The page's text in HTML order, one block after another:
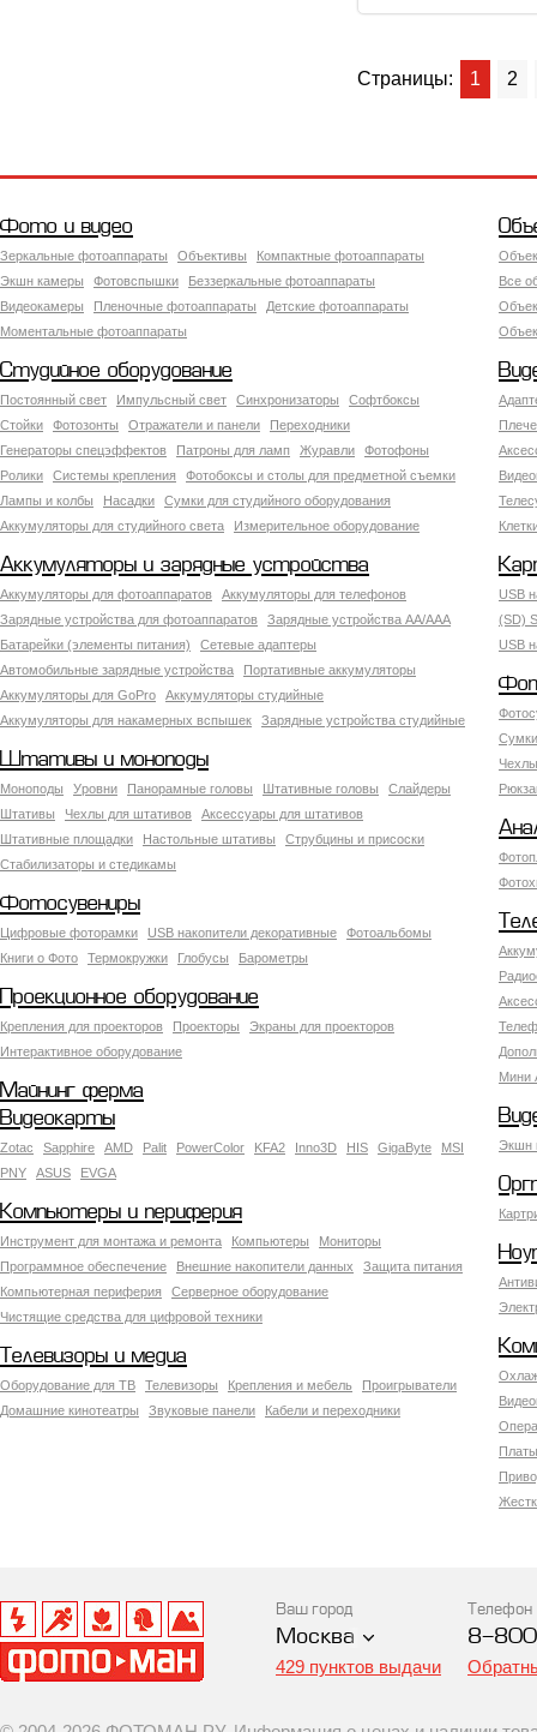
Страницы: 1 2
Фото и видео
Зеркальные фотоаппараты Объективы
Компактные фотоаппараты
Экшн камеры
Фотовспышки
Беззеркальные фотоаппараты
Видеокамеры
Пленочные фотоаппараты
Детские фотоаппараты
Моментальные фотоаппараты
Все
Студийное оборудование
Постоянный свет Импульсный свет Синхронизаторы
Софтбоксы
Стойки
Фотозонты Отражатели и панели
Переходники
Генераторы спецэффектов
Патроны для ламп Журавли
Фотофоны
Ролики
Системы крепления
Фотобоксы и столы для предметной съемки
Лампы и колбы
Насадки
Сумки для студийного оборудования
Аккумуляторы для студийного света
Измерительное оборудование
Аккумуляторы и зарядные устройства
Аккумуляторы для фотоаппаратов
Аккумуляторы для телефонов
Зарядные устройства для фотоаппаратов
Зарядные устройства AA/AAA
Батарейки (элементы питания)
Сетевые адаптеры
Автомобильные зарядные устройства
Портативные аккумуляторы
Аккумуляторы для GoPro
Аккумуляторы студийные
Аккумуляторы для накамерных вспышек
Зарядные устройства студийные
USB
(SD)
USB
Штативы и моноподы
Моноподы Уровни Панорамные головы Штативные головы
Слайдеры
Штативы
Чехлы для штативов
Аксессуары для штативов
Штативные площадки
Настольные штативы
Струбцины и присоски
Стабилизаторы и стедикамы
Фотосувениры
Цифровые фоторамки USB накопители декоративные
Фотоальбомы
Книги о Фото
Термокружки Глобусы Барометры
Мини
Проекционное оборудование
Крепления для проекторов Проекторы
Экраны для проекторов
Интерактивное оборудование
Майнинг ферма
Экшн
Видеокарты
Zotac Sapphire AMD Palit PowerColor KFA2 Inno3D HIS GigaByte
MSI
PNY
ASUS EVGA
Компьютеры и периферия
Инструмент для монтажа и ремонта Компьютеры
Мониторы
Программное обеспечение
Внешние накопители данных
Защита питания
Компьютерная периферия
Серверное оборудование
Чистящие средства для цифровой техники
Телевизоры и медиа
Оборудование для ТВ Телевизоры Крепления и мебель
Проигрыватели
Домашние кинотеатры
Звуковые панели Кабели и переходники
Ваш город
Москва
429 пунктов выдачи
Телефон
8-